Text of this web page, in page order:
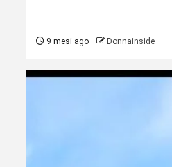
9 mesi ago Donnainside